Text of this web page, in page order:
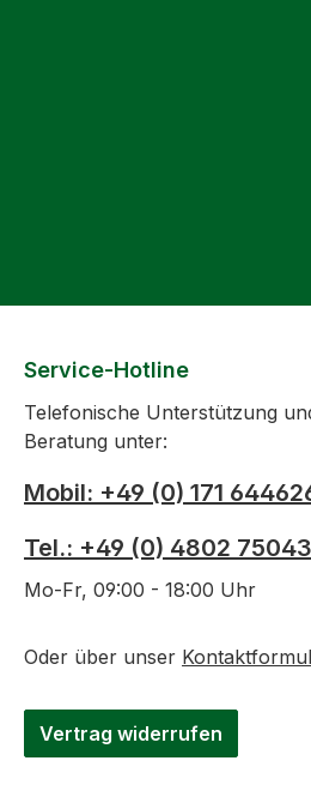
Service-Hotline
Telefonische Unterstützung
Beratung unter:
Mobil: +49 (0) 171
Tel.: +49 (0) 4802
Mo-Fr, 09:00 - 18:00 Uhr
Oder über unser
Vertrag widerrufen